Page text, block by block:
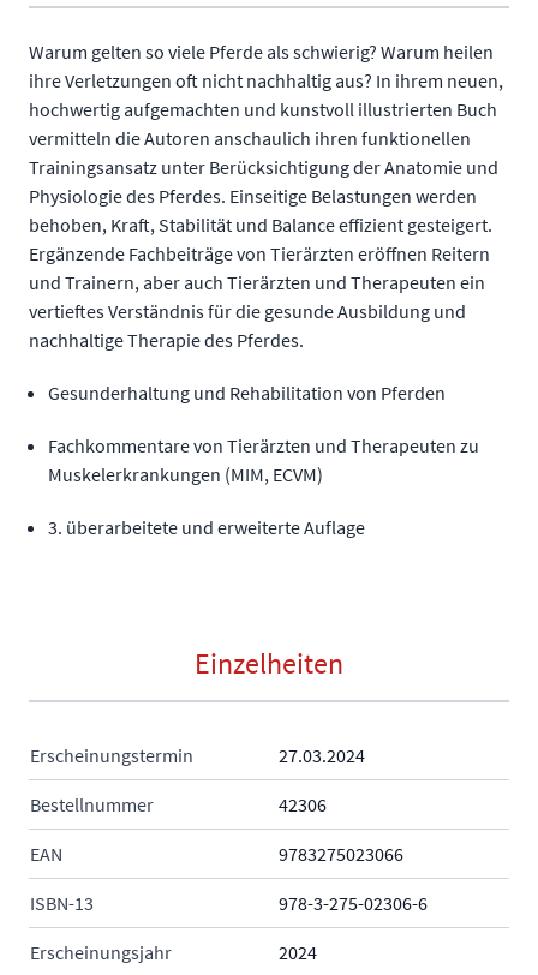
Warum gelten so viele Pferde als schwierig? Warum heilen
ihre Verletzungen oft nicht nachhaltig aus? In ihrem neuen,
hochwertig aufgemachten und kunstvoll illustrierten Buch
vermitteln die Autoren anschaulich ihren funktionellen
Trainingsansatz unter Berücksichtigung der Anatomie und
Physiologie des Pferdes. Einseitige Belastungen werden
behoben, Kraft, Stabilität und Balance effizient gesteigert.
Ergänzende Fachbeiträge von Tierärzten eröffnen Reitern
und Trainern, aber auch Tierärzten und Therapeuten ein
vertieftes Verständnis für die gesunde Ausbildung und
nachhaltige Therapie des Pferdes.
Gesunderhaltung und Rehabilitation von Pferden
Fachkommentare von Tierärzten und Therapeuten zu
Muskelerkrankungen (MIM, ECVM)
3. überarbeitete und erweiterte Auflage
Einzelheiten
Erscheinungstermin 27.03.2024
Bestellnummer 42306
EAN 9783275023066
ISBN-13 978-3-275-02306-6
Erscheinungsjahr 2024